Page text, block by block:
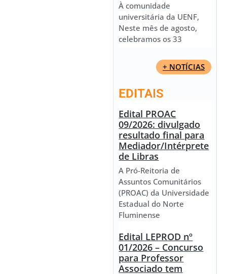
À comunidade
universitária da UENF,
Neste mês de agosto,
celebramos os 33
+ NOTÍCIAS
EDITAIS
Edital PROAC
09/2026: divulgado
resultado final para
Mediador/Intérprete
de Libras
A Pró-Reitoria de
Assuntos Comunitários
(PROAC) da Universidade
Estadual do Norte
Fluminense
Edital LEPROD nº
01/2026 – Concurso
para Professor
Associado tem